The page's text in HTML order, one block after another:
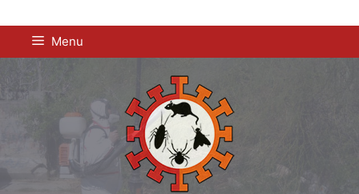
Μετάβαση
σε
περιεχόμενο
Menu